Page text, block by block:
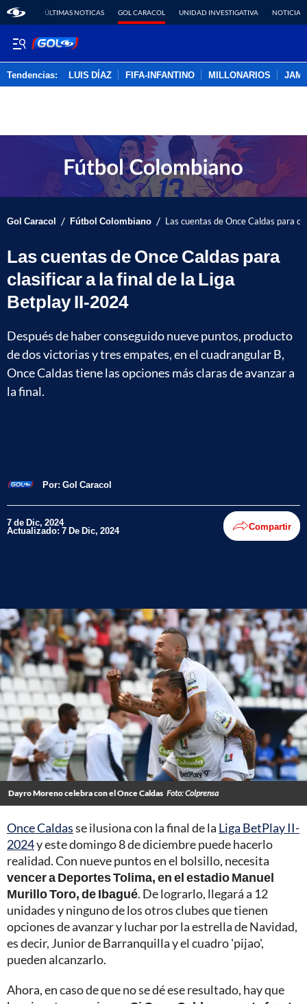
ÚLTIMAS NOTICAS GOL CARACOL UNIDAD INVESTIGATIVA NOTICIAS
Tendencias: LUIS DÍAZ FIFA-INFANTINO MILLONARIOS
Gol Caracol / Fútbol Colombiano / Las cuentas de Once Caldas para
Las cuentas de Once Caldas para
clasificar a la final de la Liga
Betplay II-2024
Después de haber conseguido nueve puntos, producto
de dos victorias y tres empates, en el cuadrangular B,
Once Caldas tiene las opciones más claras de avanzar a
la final.
Por: Gol Caracol
7 de Dic, 2024
Actualizado: 7 De Dic, 2024 Compartir
Dayro Moreno celebra con el Once Caldas Foto: Colprensa
Once Caldasse ilusiona con la final de la Liga BetPlay II-
2024y este domingo 8 de diciembre puede hacerlo
realidad. Con nueve puntos en el bolsillo, necesita
vencer a Deportes Tolima, en el estadio Manuel
Murillo Toro, de Ibagué. De lograrlo, llegará a 12
unidades y ninguno de los otros clubes que tienen
opciones de avanzar y luchar por la estrella de Navidad,
es decir, Junior de Barranquilla y el cuadro 'pijao',
pueden alcanzarlo.
Ahora, en caso de que no se dé ese resultado, hay que